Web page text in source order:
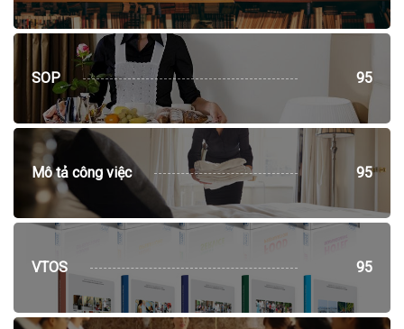
SOP 95
Mô tả công việc 95
VTOS 95